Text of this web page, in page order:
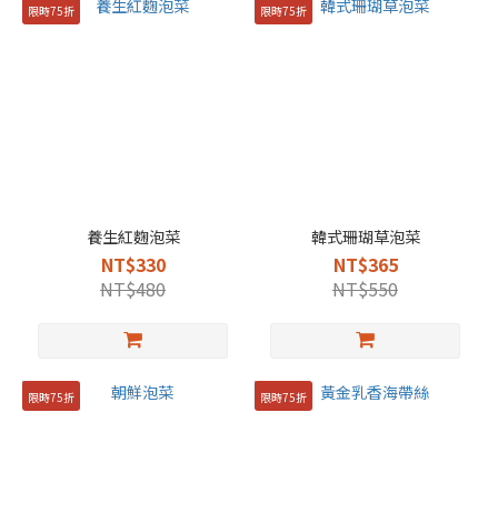
限時75折
養生紅麴泡菜
NT$330
NT$480
限時75折
韓式珊瑚草泡菜
NT$365
NT$550
限時75折 限時75折